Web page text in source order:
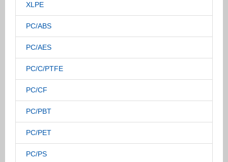
XLPE
PC/ABS
PC/AES
PC/C/PTFE
PC/CF
PC/PBT
PC/PET
PC/PS